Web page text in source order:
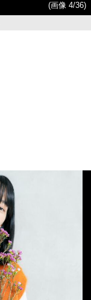
(画像 4/36)